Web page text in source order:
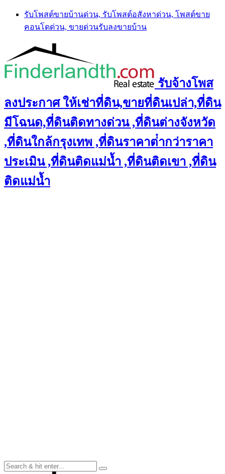
Skip
content
รับโพสต์ขายบ้านด่วน, รับโพสต์อสังหาด่วน, โพสต์ขาย
คอนโดด่วน, ขายด่วนรับลงขายบ้าน
รับจ้างโพส
ลงประกาศ ให้เช่าที่ดิน,ขายที่ดินเปล่า,ที่ดิน
มีโฉนด,ที่ดินติดทางด่วน ,ที่ดินต่างจังหวัด
,ที่ดินใกล้กรุงเทพ ,ที่ดินราคาต่ํากว่าราคา
ประเมิน ,ที่ดินติดแม่น้ำ ,ที่ดินติดเขา ,ที่ดิน
ติดแม่น้ำ